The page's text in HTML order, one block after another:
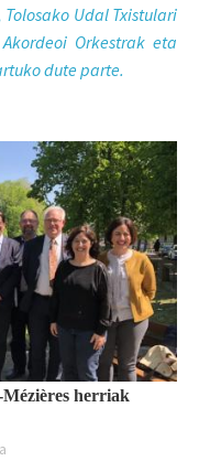
Udal Txistulari
Orkestrak eta
dute parte.
herriak